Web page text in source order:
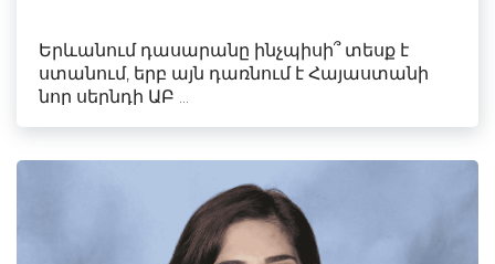
Երևանում դասարանը ինչպիսի՞ տեսք է
ստանում, երբ այն դառնում է Հայաստանի
նոր սերնդի ԱԲ ...